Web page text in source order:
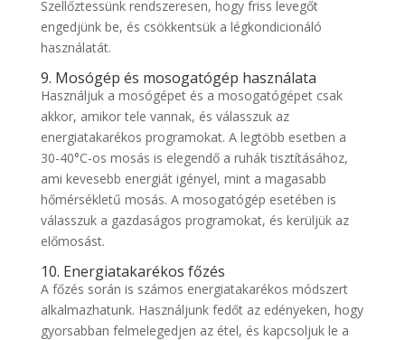
Szellőztessünk rendszeresen, hogy friss levegőt
engedjünk be, és csökkentsük a légkondicionáló
használatát.
9. Mosógép és mosogatógép használata
Használjuk a mosógépet és a mosogatógépet csak
akkor, amikor tele vannak, és válasszuk az
energiatakarékos programokat. A legtöbb esetben a
30-40°C-os mosás is elegendő a ruhák tisztításához,
ami kevesebb energiát igényel, mint a magasabb
hőmérsékletű mosás. A mosogatógép esetében is
válasszuk a gazdaságos programokat, és kerüljük az
előmosást.
10. Energiatakarékos főzés
A főzés során is számos energiatakarékos módszert
alkalmazhatunk. Használjunk fedőt az edényeken, hogy
gyorsabban felmelegedjen az étel, és kapcsoljuk le a